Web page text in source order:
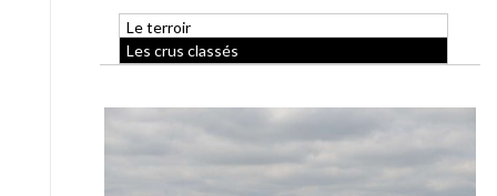
Le terroir
Les crus classés